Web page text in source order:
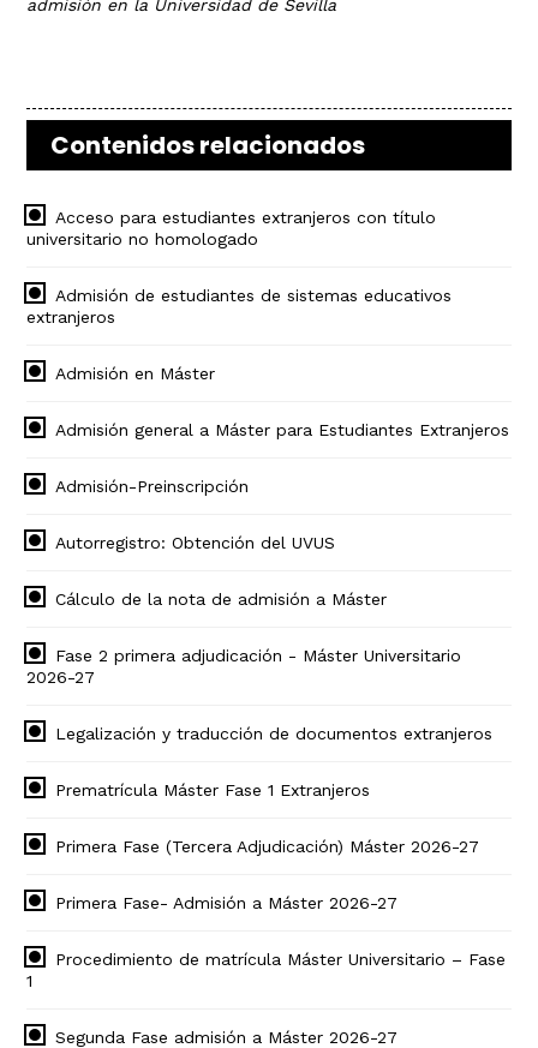
admisión en la Universidad de Sevilla
Contenidos relacionados
Acceso para estudiantes extranjeros con título
universitario no homologado
Admisión de estudiantes de sistemas educativos
extranjeros
Admisión en Máster
Admisión general a Máster para Estudiantes Extranjeros
Admisión-Preinscripción
Autorregistro: Obtención del UVUS
Cálculo de la nota de admisión a Máster
Fase 2 primera adjudicación - Máster Universitario
2026-27
Legalización y traducción de documentos extranjeros
Prematrícula Máster Fase 1 Extranjeros
Primera Fase (Tercera Adjudicación) Máster 2026-27
Primera Fase- Admisión a Máster 2026-27
Procedimiento de matrícula Máster Universitario – Fase
1
Segunda Fase admisión a Máster 2026-27